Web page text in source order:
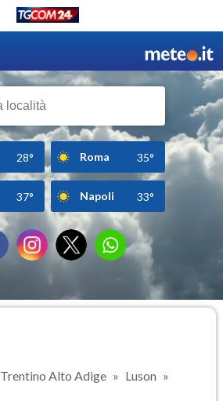
28° Roma 35°
37° Napoli 33°
Trentino Alto Adige
Luson